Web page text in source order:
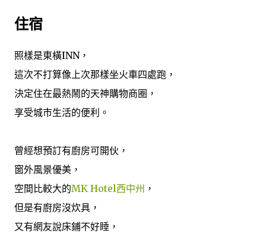
住宿
照樣是東橫INN，
這次不打算像上次那樣坐火車四處跑，
決定住在最熱鬧的天神購物商圈，
享受城市生活的便利。
曾經想預訂有廚房可開伙，
窗外風景優美，
空間比較大的MK Hotel西中州 ，
但是有廚房沒炊具，
又有網友說床鋪不好睡，